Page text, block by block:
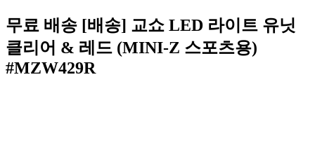
무료 배송 [배송] 교쇼 LED 라이트 유닛
클리어 & 레드 (MINI-Z 스포츠용)
#MZW429R